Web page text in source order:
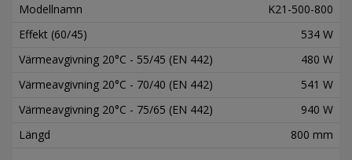
Modellnamn
K21-500-800
Effekt (60/45)
534 W
Värmeavgivning 20°C - 55/45 (EN 442)
480 W
Värmeavgivning 20°C - 70/40 (EN 442)
541 W
Värmeavgivning 20°C - 75/65 (EN 442)
940 W
Längd
800 mm